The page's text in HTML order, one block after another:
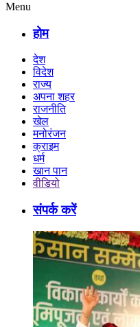
Menu
होम
देश
विदेश
राज्य
अपना शहर
राजनीति
खेल
मनोरंजन
क्राइम
धर्म
खान पान
वीडियो
संपर्क करें